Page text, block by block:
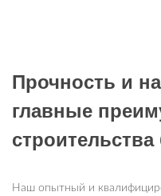
Прочность и
главные
Наш опытный и